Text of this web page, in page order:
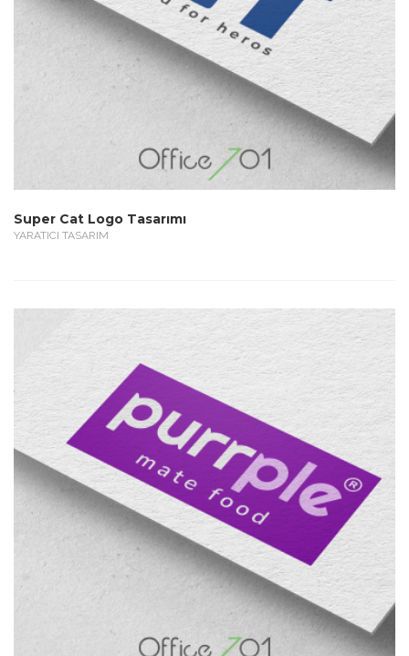
Super Cat Logo Tasarımı
YARATICI TASARIM